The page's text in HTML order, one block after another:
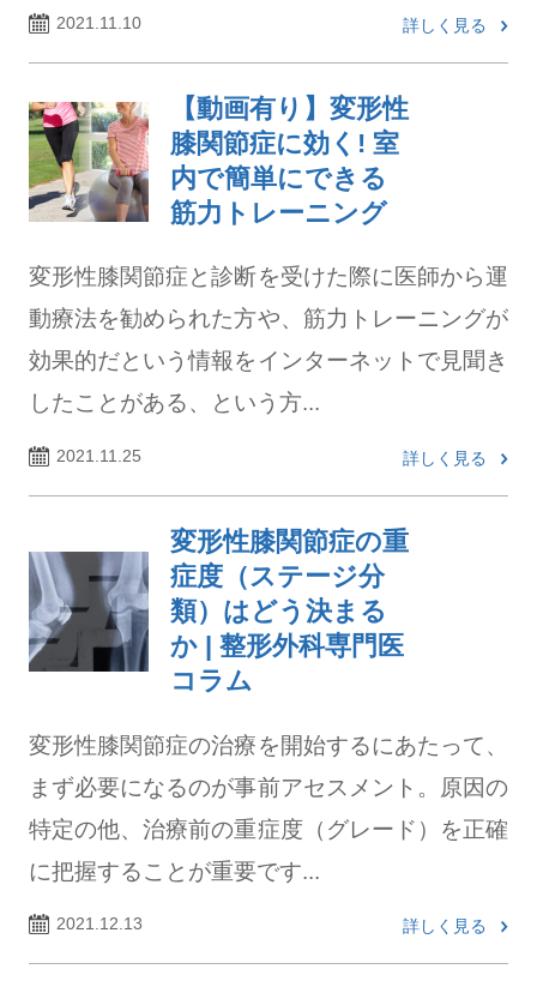
2021.11.10 詳しく見る
【動画有り】変形性
膝関節症に効く! 室
内で簡単にできる
筋力トレーニング
変形性膝関節症と診断を受けた際に医師から運
動療法を勧められた方や、筋力トレーニングが
効果的だという情報をインターネットで見聞き
したことがある、という方...
2021.11.25 詳しく見る
変形性膝関節症の重
症度（ステージ分
類）はどう決まる
か | 整形外科専門医
コラム
変形性膝関節症の治療を開始するにあたって、
まず必要になるのが事前アセスメント。原因の
特定の他、治療前の重症度（グレード）を正確
に把握することが重要です...
2021.12.13 詳しく見る